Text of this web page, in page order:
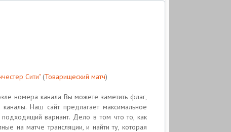
Сити"(Товарищеский матч)
номера канала Вы можете заметить флаг,
Наш сайт предлагает максимальное
вариант. Дело в том что то, как
на матче трансляции, и найти ту, которая